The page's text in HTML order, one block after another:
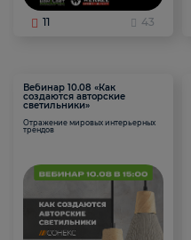
11 43
Вебинар 10.08 «Как
создаются авторские
светильники»
Отражение мировых интерьерных
трендов